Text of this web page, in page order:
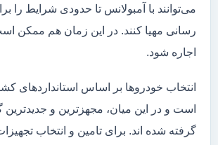
می‌توانند با آمبولانس تا حدودی شرایط را
رسانی مهیا کنند. در این زمان هم ممکن
اجاره شود.
انتخاب خودروها بر اساس استانداردهای
است و در این میان، مجهزترین و جدیدترین
گرفته شده اند. برای تامین و انتخاب